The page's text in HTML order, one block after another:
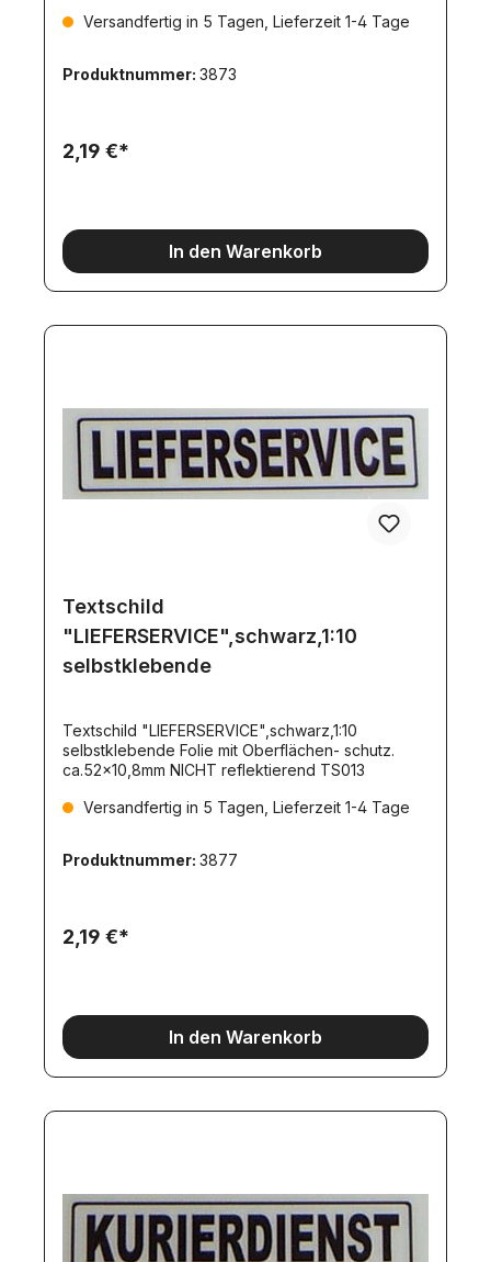
Versandfertig in 5 Tagen, Lieferzeit 1-4 Tage
Produktnummer: 3873
2,19 €*
In den Warenkorb
Textschild
"LIEFERSERVICE",schwarz,1:10
selbstklebende
Textschild "LIEFERSERVICE",schwarz,1:10
selbstklebende Folie mit Oberflächen- schutz.
ca.52x10,8mm NICHT reflektierend TS013
Versandfertig in 5 Tagen, Lieferzeit 1-4 Tage
Produktnummer: 3877
2,19 €*
In den Warenkorb